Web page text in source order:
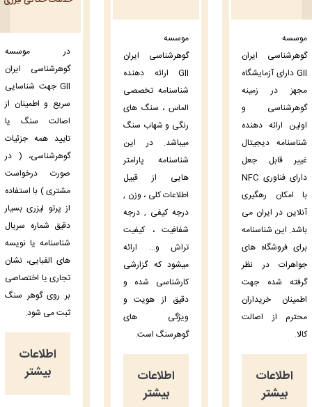
موسسه
گوهرشناسی ایران
GII دارای آزمایشگاه
مجهز در زمینه
گوهرشناسی و
اولین ارائه دهنده
شناسنامه دیجیتال
غییر قابل جعل
دارای فناوری NFC
با امکان رهگیری
آنلاین در ایران می
باشد. این شناسنامه
برای فروشگاه های
جواهرات در نظر
گرفته شده جهت
اطمینان خریداران
محترم از اصالت
کالا.
اطلاعات
بیشتر
موسسه
گوهرشناسی ایران
GII ارائه دهنده
شناسنامه تخصصی
الماس ، سنگ های
رنگی و شهاب سنگ
میباشد. در این
شناسنامه پارامتر
هایی از قبیل
اطلاعات کلی ، وزن ,
درجه کیفی , درجه
شفافیت ، کیفیت
تراش و... ارائه
میشود که گزارشی
کارشناسی شده و
دقیق از هویت و
ویژگی های
گوهرسنگ است.
اطلاعات
بیشتر
در موسسه
گوهرشناسی ایران
GII جهت شناسایی
سریع و اطمینان از
اصالت سنگ یا
تایید همه جزئیات
گوهرشناسی، ( در
صورت درخواست
مشتری ) با استفاده
از پرتو لیزری بسیار
دقیق شماره سریال
شناسنامه یا نویسه
های الفبایی، نشان
تجاری یا اختصاصی
بر روی گوهر سنگ
ثبت می شود.
اطلاعات
بیشتر